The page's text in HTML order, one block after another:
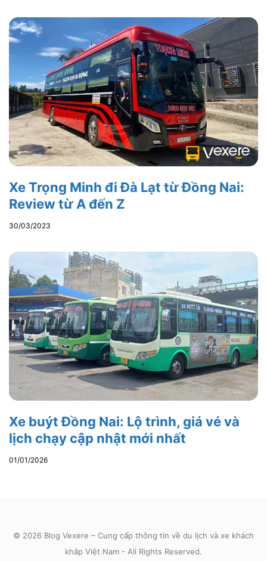
Xe Trọng Minh đi Đà Lạt từ Đồng Nai:
Review từ A đến Z
30/03/2023
Xe buýt Đồng Nai: Lộ trình, giá vé và
lịch chạy cập nhật mới nhất
01/01/2026
© 2026 Blog Vexere – Cung cấp thông tin về du lịch và xe khách
khắp Việt Nam - All Rights Reserved.